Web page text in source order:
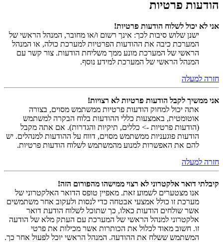
הודעות פרטיות
אני לא יכול לשלוח הודעות פרטיות!
ישנן שלוש סיבות לכך: אינך רשום ו/או מחובר, המנהל הראשי של
המערכת כיבה את ההודעות הפרטיות למערכת כולה, או המנהל
הראשי של המערכת מונע ממך משליחת הודעות. צור קשר עם
המנהל הראשי של המערכת למידע נוסף.
חזרה למעלה
אני ממשיך לקבל הודעות פרטיות לא רצויות!
אתה יכול למחוק הודעות פרטיות ממשתמש מסוים, בצורה
אוטומטית, באמצעות כללי ההודעות בלוח הבקרה למשתמש
(הודעות פרטיות -> כללים, תיקיות והגדרות). אם אתה מקבל
הודעות פוגעניות ממשתמש מסוים, דווח על ההודעות למנהלים. יש
להם את האפשרות למנוע מהמשתמש לשלוח הודעות פרטיות.
חזרה למעלה
קיבלתי דואר אלקטרוני לא רצוי ממישהו מהפורום הזה!
אנו מצטערים לשמוע זאת. מאפיין טופס הדואר האלקטרוני של
מערכת זו כולל אמצעי אבטחה כדי לנסות ולעקוב אחר משתמשים
אשר שולחים הודעות כאלו, כך שתוכל לשלוח הודעת דואר
אלקטרוני למנהל הראשי של המערכת עם העתק מלא של הודעה
זו. חשוב מאוד לכלול את הכותרות אשר מכילות את פרטי
המשתמש ששלח את ההודעה. המנהל הראשי יוכל לפעול אחר כך.